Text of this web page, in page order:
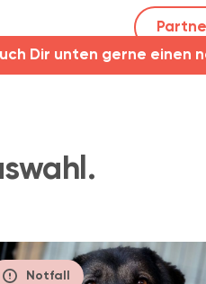
Notfall
Dir unten gerne einen